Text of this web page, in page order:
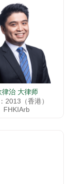
律治 大律师
2013（香港）
FHKIArb